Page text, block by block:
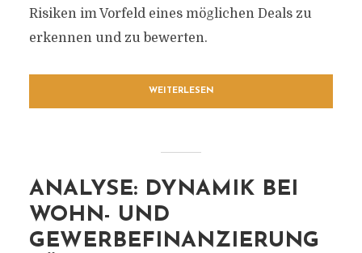
Risiken im Vorfeld eines möglichen Deals zu
erkennen und zu bewerten.
WEITERLESEN
ANALYSE: DYNAMIK BEI
WOHN- UND
GEWERBEFINANZIERUNG